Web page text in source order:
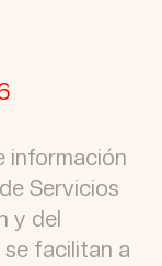
información
Servicios
y del
se facilitan a